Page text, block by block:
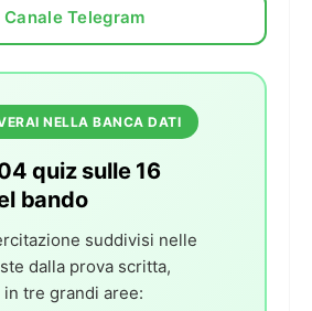
Telegram
NELLA BANCA DATI
quiz sulle 16
bando
suddivisi nelle
dalla prova scritta,
tre grandi aree: